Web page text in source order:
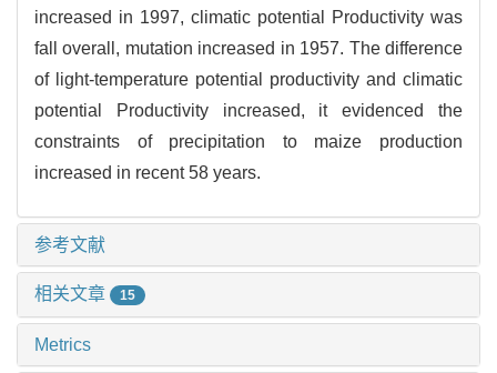
increased in 1997, climatic potential Productivity was
fall overall, mutation increased in 1957. The difference
of light-temperature potential productivity and climatic
potential Productivity increased, it evidenced the
constraints of precipitation to maize production
increased in recent 58 years.
参考文献
相关文章 15
Metrics